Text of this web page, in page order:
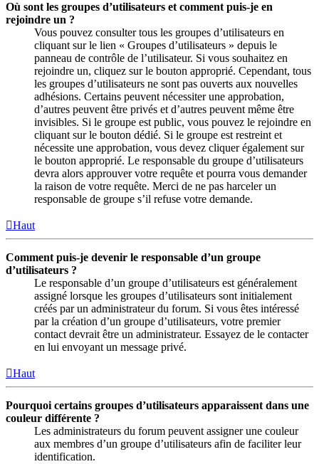
Où sont les groupes d’utilisateurs et comment puis-je en
rejoindre un ?
Vous pouvez consulter tous les groupes d’utilisateurs en
cliquant sur le lien « Groupes d’utilisateurs » depuis le
panneau de contrôle de l’utilisateur. Si vous souhaitez en
rejoindre un, cliquez sur le bouton approprié. Cependant, tous
les groupes d’utilisateurs ne sont pas ouverts aux nouvelles
adhésions. Certains peuvent nécessiter une approbation,
d’autres peuvent être privés et d’autres peuvent même être
invisibles. Si le groupe est public, vous pouvez le rejoindre en
cliquant sur le bouton dédié. Si le groupe est restreint et
nécessite une approbation, vous devez cliquer également sur
le bouton approprié. Le responsable du groupe d’utilisateurs
devra alors approuver votre requête et pourra vous demander
la raison de votre requête. Merci de ne pas harceler un
responsable de groupe s’il refuse votre demande.
Haut
Comment puis-je devenir le responsable d’un groupe
d’utilisateurs ?
Le responsable d’un groupe d’utilisateurs est généralement
assigné lorsque les groupes d’utilisateurs sont initialement
créés par un administrateur du forum. Si vous êtes intéressé
par la création d’un groupe d’utilisateurs, votre premier
contact devrait être un administrateur. Essayez de le contacter
en lui envoyant un message privé.
Haut
Pourquoi certains groupes d’utilisateurs apparaissent dans une
couleur différente ?
Les administrateurs du forum peuvent assigner une couleur
aux membres d’un groupe d’utilisateurs afin de faciliter leur
identification.